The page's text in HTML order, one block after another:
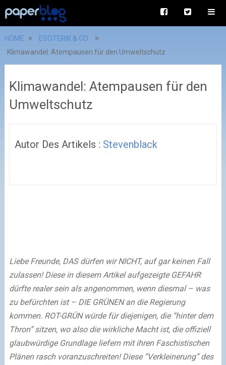
HOME
ESOTERIK & CO
Klimawandel: Atempausen für den Umweltschutz
Klimawandel: Atempausen für den
Umweltschutz
Autor Des Artikels : Stevenblack
Liebe Freunde, DAS dürfen wir NICHT, auf gar keinen Fall
zulassen! Diese in diesem Artikel aufgezeigte GEFAHR
dürfte realer sein als angenommen, wenn diesmal – was
zu befürchten ist – DIE GRÜNEN an die Regierung
kommen. ROT-GRÜN würde für diejenigen, die “hinter dem
Thron” sitzen, wo also die wirkliche Macht ist, die offiziell
glaubwürdige Grundlage liefern mit ihren Faschistischen
Plänen rasch voranzuschreiten! Diese “Verkleinerung” des